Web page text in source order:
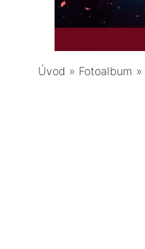
Úvod » Fotoalbum »